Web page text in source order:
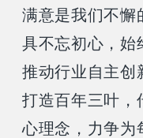
满意是我们不懈
具不忘初心，始
推动行业自主创
打造百年三叶，
心理念，力争为